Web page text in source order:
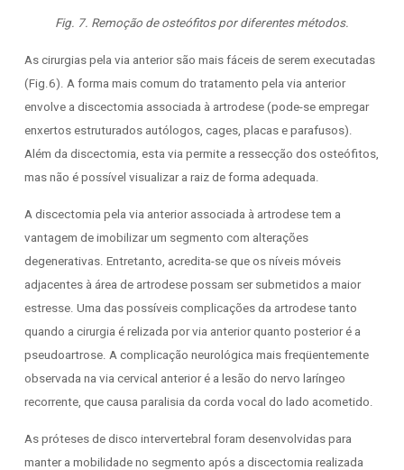
Fig. 7. Remoção de osteófitos por diferentes métodos.
As cirurgias pela via anterior são mais fáceis de serem executadas
(Fig.6). A forma mais comum do tratamento pela via anterior
envolve a discectomia associada à artrodese (pode-se empregar
enxertos estruturados autólogos, cages, placas e parafusos).
Além da discectomia, esta via permite a ressecção dos osteófitos,
mas não é possível visualizar a raiz de forma adequada.
A discectomia pela via anterior associada à artrodese tem a
vantagem de imobilizar um segmento com alterações
degenerativas. Entretanto, acredita-se que os níveis móveis
adjacentes à área de artrodese possam ser submetidos a maior
estresse. Uma das possíveis complicações da artrodese tanto
quando a cirurgia é relizada por via anterior quanto posterior é a
pseudoartrose. A complicação neurológica mais freqüentemente
observada na via cervical anterior é a lesão do nervo laríngeo
recorrente, que causa paralisia da corda vocal do lado acometido.
As próteses de disco intervertebral foram desenvolvidas para
manter a mobilidade no segmento após a discectomia realizada